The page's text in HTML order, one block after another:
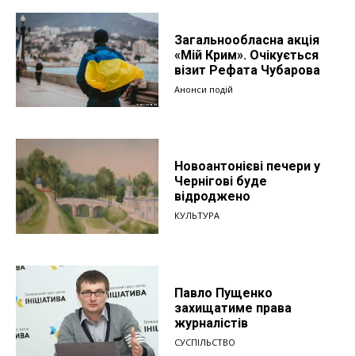
Загальнообласна акція
«Мій Крим». Очікується
візит Рефата Чубарова
Анонси подій
Новоантонієві печери у
Чернігові буде
відроджено
КУЛЬТУРА
Павло Пущенко
захищатиме права
журналістів
СУСПІЛЬСТВО